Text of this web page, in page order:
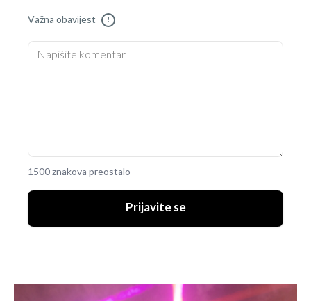
Važna obavijest !
1500 znakova preostalo
Prijavite se